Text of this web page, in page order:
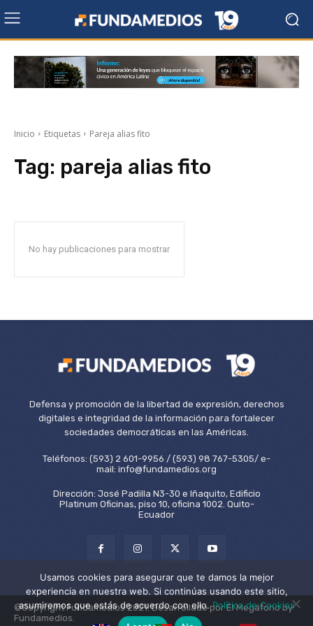
Inicio Etiquetas Pareja alias fito
Tag: pareja alias fito
No hay publicaciones para mostrar
Defensa y promoción de la libertad de expresión, derechos
digitales e integridad de la información para fortalecer
sociedades democráticas en las Américas.
Teléfonos: (593) 2 601-9956 / (593) 98 767-5305/ e-
mail: info@fundamedios.org
Dirección: José Padilla N3-30 e Iñaquito, Edificio
Platinum Oficinas, piso 10, oficina 1002. Quito-
Ecuador
©Copyright Fundamedios 2021. Desarrollado por El Megáfono by
Fundamedios.
Usamos cookies para asegurar que te damos la mejor
experiencia en nuestra web. Si continúas usando este sitio,
asumiremos que estás de acuerdo con ello.Política de Cookies